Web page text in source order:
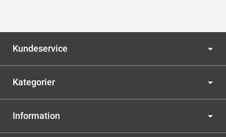
Kundeservice
Kategorier
Information